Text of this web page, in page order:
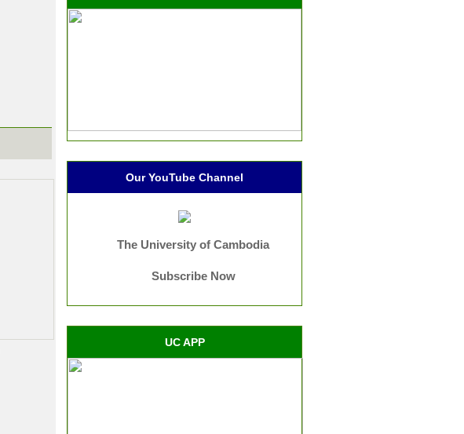
Our YouTube Channel
The University of Cambodia
Subscribe Now
UC APP